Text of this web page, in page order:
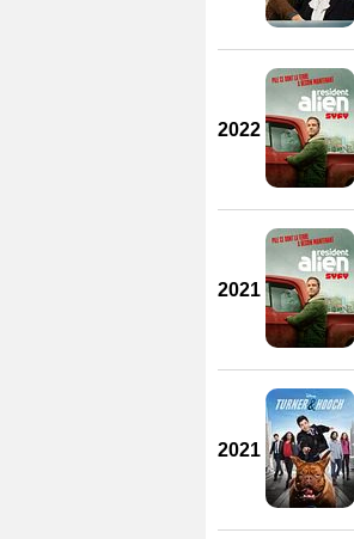
2022
2021
2021